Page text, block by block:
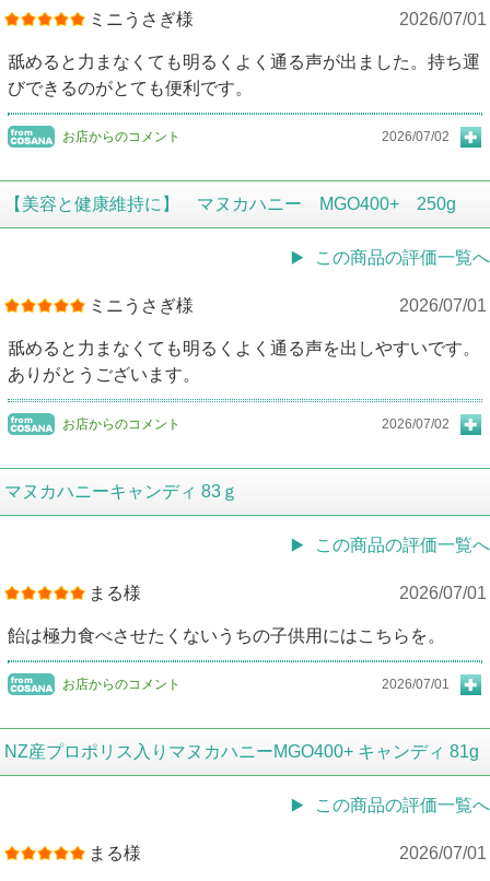
ミニうさぎ様 2026/07/01
舐めると力まなくても明るくよく通る声が出ました。持ち運
びできるのがとても便利です。
お店からのコメント 2026/07/02
【美容と健康維持に】 マヌカハニー MGO400+ 250g
この商品の評価一覧へ
ミニうさぎ様 2026/07/01
舐めると力まなくても明るくよく通る声を出しやすいです。
ありがとうございます。
お店からのコメント 2026/07/02
マヌカハニーキャンディ 83ｇ
この商品の評価一覧へ
まる様 2026/07/01
飴は極力食べさせたくないうちの子供用にはこちらを。
お店からのコメント 2026/07/01
NZ産プロポリス入りマヌカハニーMGO400+ キャンディ 81g
この商品の評価一覧へ
まる様 2026/07/01